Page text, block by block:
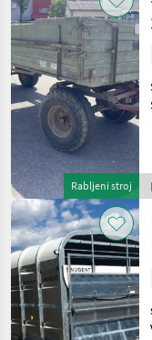
(38)
MARKETPLACE
Marketplace
Rabljeni stroj